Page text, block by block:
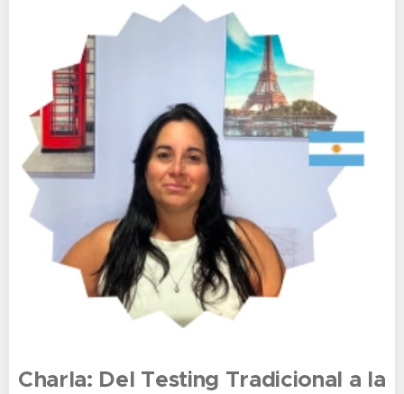
Charla: Del Testing Tradicional a la